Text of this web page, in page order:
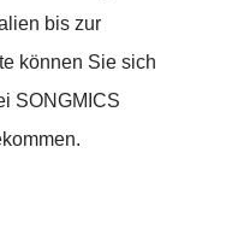
bis zur
können Sie sich
SONGMICS